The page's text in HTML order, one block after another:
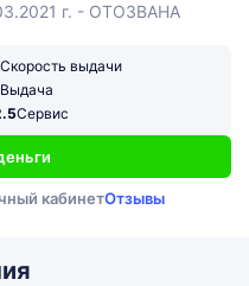
г. - ОТОЗВАНА
Скорость выдачи
Выдача
Сервис
кабинетОтзывы